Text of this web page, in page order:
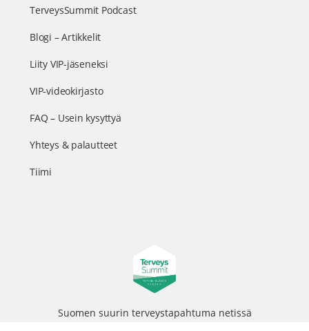
TerveysSummit Podcast
Blogi – Artikkelit
Liity VIP-jäseneksi
VIP-videokirjasto
FAQ – Usein kysyttyä
Yhteys & palautteet
Tiimi
Suomen suurin terveystapahtuma netissä